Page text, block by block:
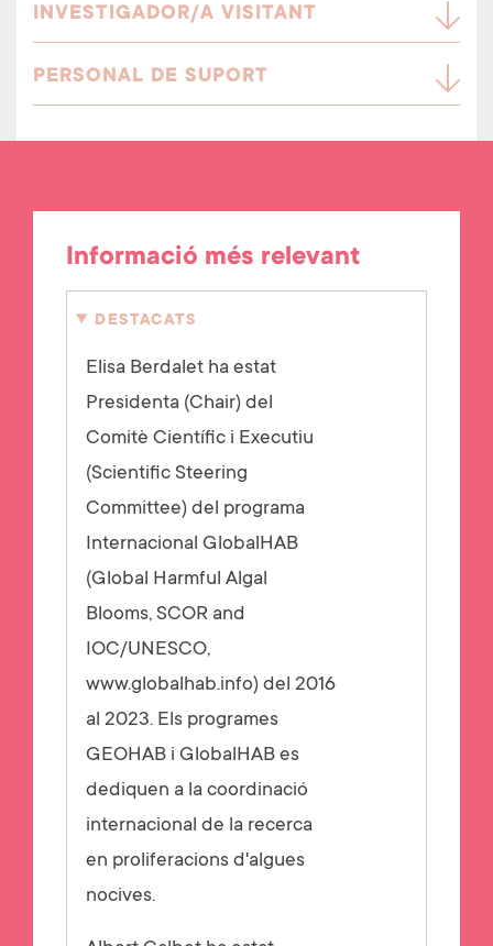
INVESTIGADOR/A VISITANT
PERSONAL DE SUPORT
Informació més relevant
DESTACATS
Elisa Berdalet ha estat
Presidenta (Chair) del
Comitè Científic i Executiu
(Scientific Steering
Committee) del programa
Internacional GlobalHAB
(Global Harmful Algal
Blooms, SCOR and
IOC/UNESCO,
www.globalhab.info) del 2016
al 2023. Els programes
GEOHAB i GlobalHAB es
dediquen a la coordinació
internacional de la recerca
en proliferacions d'algues
nocives.